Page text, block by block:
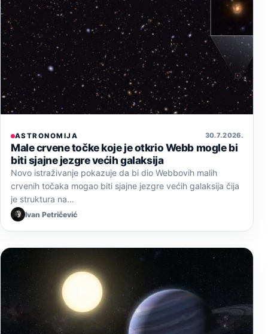
ASTRONOMIJA 30. 7. 2026.
Male crvene točke koje je otkrio Webb mogle bi
biti sjajne jezgre većih galaksija
Novo istraživanje pokazuje da bi dio Webbovih malih
crvenih točaka mogao biti sjajne jezgre većih galaksija čija
je struktura na…
Ivan Petričević